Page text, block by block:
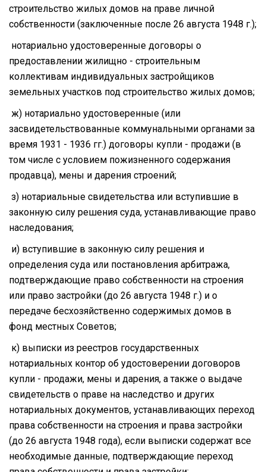
строительство жилых домов на праве личной
собственности (заключенные после 26 августа 1948 г.);
нотариально удостоверенные договоры о
предоставлении жилищно - строительным
коллективам индивидуальных застройщиков
земельных участков под строительство жилых домов;
ж) нотариально удостоверенные (или
засвидетельствованные коммунальными органами за
время 1931 - 1936 гг.) договоры купли - продажи (в
том числе с условием пожизненного содержания
продавца), мены и дарения строений;
з) нотариальные свидетельства или вступившие в
законную силу решения суда, устанавливающие право
наследования;
и) вступившие в законную силу решения и
определения суда или постановления арбитража,
подтверждающие право собственности на строения
или право застройки (до 26 августа 1948 г.) и о
передаче бесхозяйственно содержимых домов в
фонд местных Советов;
к) выписки из реестров государственных
нотариальных контор об удостоверении договоров
купли - продажи, мены и дарения, а также о выдаче
свидетельств о праве на наследство и других
нотариальных документов, устанавливающих переход
права собственности на строения и права застройки
(до 26 августа 1948 года), если выписки содержат все
необходимые данные, подтверждающие переход